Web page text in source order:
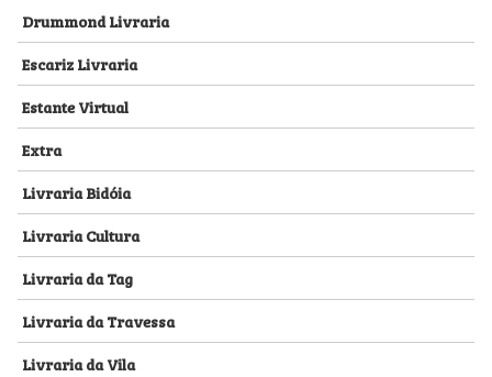
Drummond Livraria
Escariz Livraria
Estante Virtual
Extra
Livraria Bidóia
Livraria Cultura
Livraria da Tag
Livraria da Travessa
Livraria da Vila